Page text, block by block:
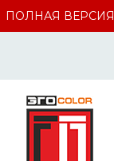
ПОЛНАЯ ВЕРСИЯ